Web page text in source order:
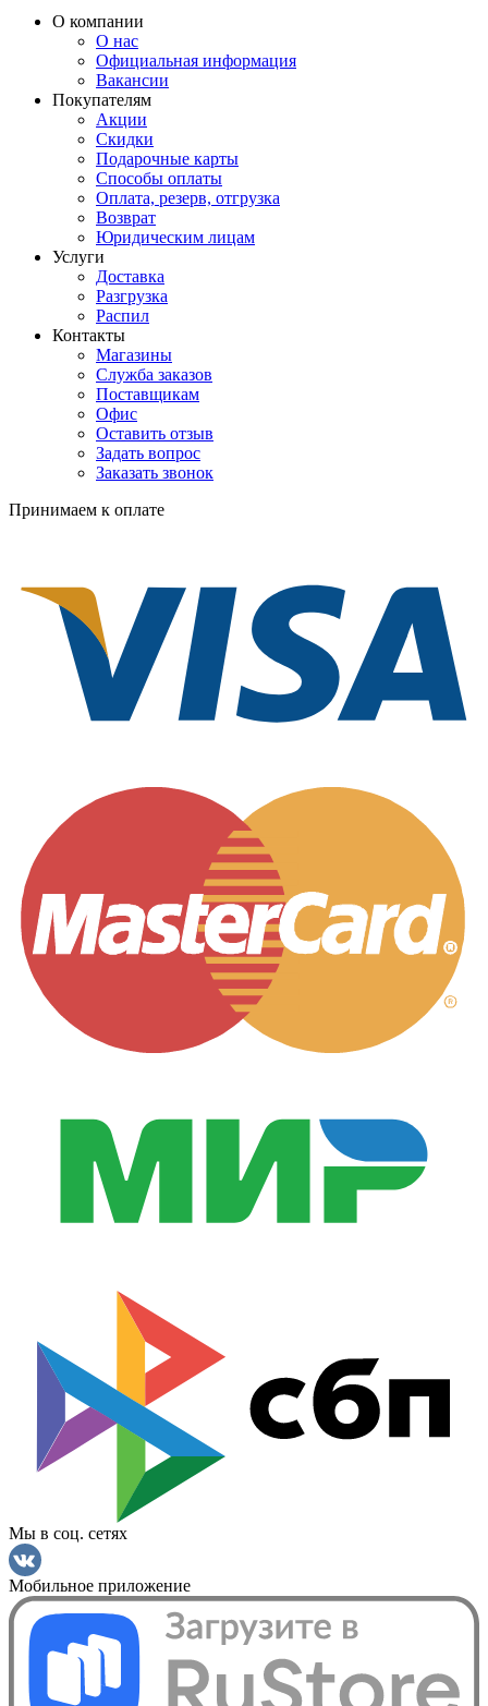
О компании
О нас
Официальная информация
Вакансии
Покупателям
Акции
Скидки
Подарочные карты
Способы оплаты
Оплата, резерв, отгрузка
Возврат
Юридическим лицам
Услуги
Доставка
Разгрузка
Распил
Контакты
Магазины
Служба заказов
Поставщикам
Офис
Оставить отзыв
Задать вопрос
Заказать звонок
Принимаем к оплате
Мы в соц. сетях
Мобильное приложение